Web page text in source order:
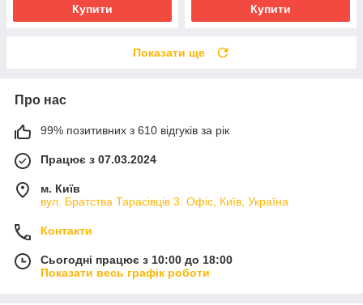
Купити Купити
Показати ще
Про нас
99% позитивних з 610 відгуків за рік
Працює з 07.03.2024
м. Київ
вул. Братства Тарасівців 3. Офіс, Київ, Україна
Контакти
Сьогодні працює з 10:00 до 18:00
Показати весь графік роботи